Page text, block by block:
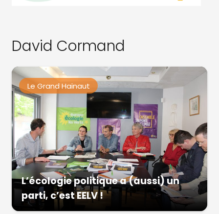
David Cormand
Le Grand Hainaut
L’écologie politique a (aussi) un
parti, c’est EELV !